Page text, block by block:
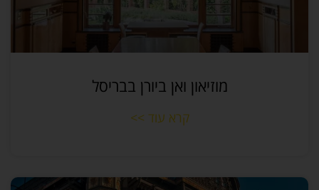
מוזיאון ואן ביורן בבריסל
קרא עוד >>